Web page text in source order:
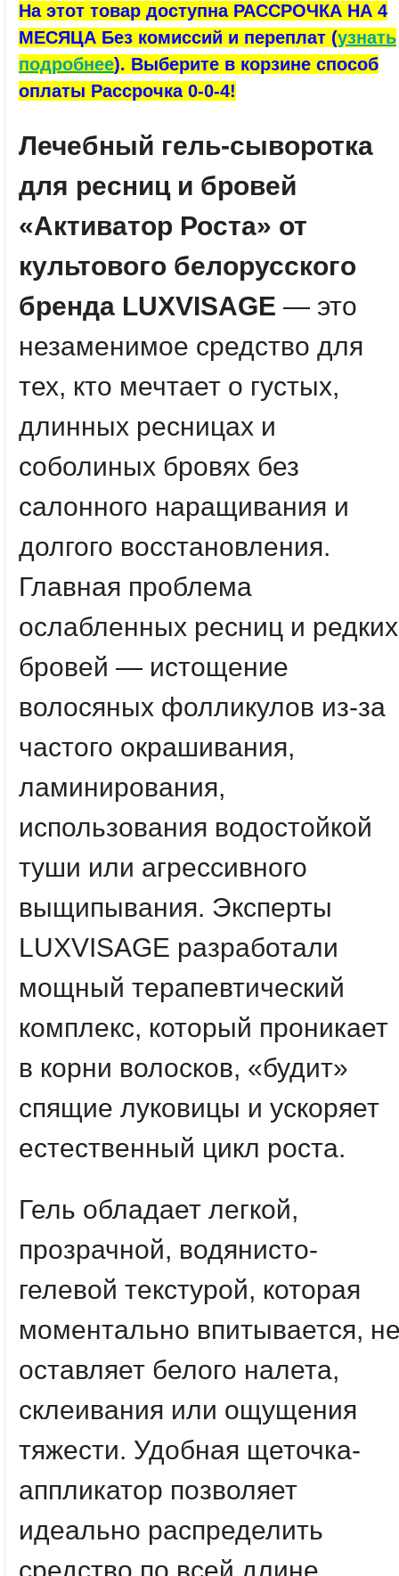
На этот товар доступна РАССРОЧКА НА 4
МЕСЯЦА Без комиссий и переплат (узнать
подробнее). Выберите в корзине способ
оплаты Рассрочка 0-0-4!
Лечебный гель-сыворотка
для ресниц и бровей
«Активатор Роста» от
культового белорусского
бренда LUXVISAGE — это
незаменимое средство для
тех, кто мечтает о густых,
длинных ресницах и
соболиных бровях без
салонного наращивания и
долгого восстановления.
Главная проблема
ослабленных ресниц и редких
бровей — истощение
волосяных фолликулов из-за
частого окрашивания,
ламинирования,
использования водостойкой
туши или агрессивного
выщипывания. Эксперты
LUXVISAGE разработали
мощный терапевтический
комплекс, который проникает
в корни волосков, «будит»
спящие луковицы и ускоряет
естественный цикл роста.
Гель обладает легкой,
прозрачной, водянисто-
гелевой текстурой, которая
моментально впитывается,
оставляет белого налета,
склеивания или ощущения
тяжести. Удобная щеточка-
аппликатор позволяет
идеально распределить